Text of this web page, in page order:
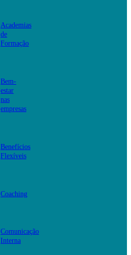
Academias
de
Formação
Bem-
estar
nas
empresas
Benefícios
Flexíveis
Coaching
Comunicação
Interna